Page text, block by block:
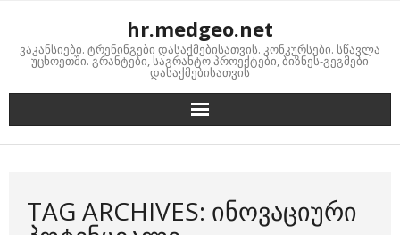
content
hr.medgeo.net
ვაკანსიები. ტრენინგები დასაქმებისათვის. კონკურსები. სწავლა
უცხოეთში. გრანტები, საგრანტო პროექტები, ბიზნეს-გეგმები
დასაქმებისათვის
TAG ARCHIVES: ᲘᲜᲝᲕᲐᲪᲘᲣᲠᲘ